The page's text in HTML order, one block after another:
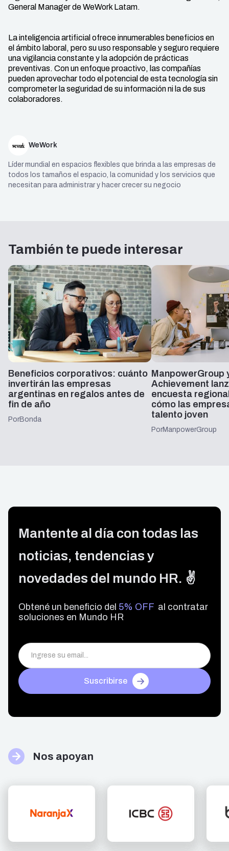
General Manager de WeWork Latam.
La inteligencia artificial ofrece innumerables beneficios en
el ámbito laboral, pero su uso responsable y seguro requiere
una vigilancia constante y la adopción de prácticas
preventivas. Con un enfoque proactivo, las compañías
pueden aprovechar todo el potencial de esta tecnología sin
comprometer la seguridad de su información ni la de sus
colaboradores.
WeWork
Líder mundial en espacios flexibles que brinda a las empresas de
todos los tamaños el espacio, la comunidad y los servicios que
necesitan para administrar y hacer crecer su negocio
También te puede interesar
Beneficios corporativos: cuánto
invertirán las empresas
argentinas en regalos antes de
fin de año
PorBonda
ManpowerGroup
Achievement
encuesta
cómo las
talento joven
PorManpowerGroup
Mantente al día con todas las
noticias, tendencias y
novedades del mundo HR. ✌️
Obtené un beneficio del 5% OFF al contratar
soluciones en Mundo HR
Suscribirse
Nos apoyan